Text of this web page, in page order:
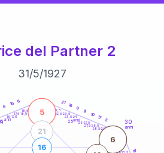
del Partner 2
31/5/1927
30
anni
16-17,5
17,5-18,5
18,5-19
21-22,5
22,5-23,5
23,5-24
26-27,5
27,5-28,5
28,5-29
6
19 6 21 16
9
11
10 17
5
19
5
6
21
16
anni 25anni